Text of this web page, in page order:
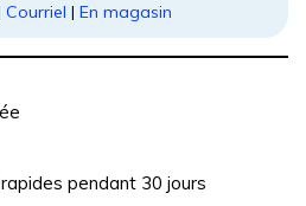
Courriel | En magasin
pendant 30 jours